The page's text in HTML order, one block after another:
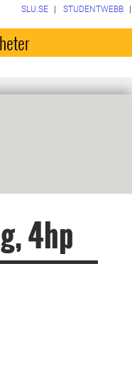
SLU.SE STUDENTWEBB
4hp